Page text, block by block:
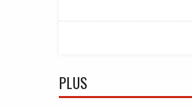
PLUS